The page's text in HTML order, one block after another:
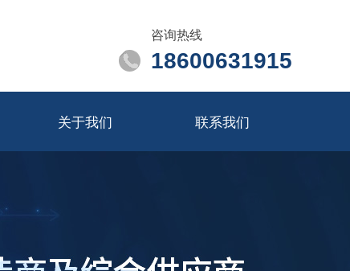
咨询热线
18600631915
关于我们 联系我们